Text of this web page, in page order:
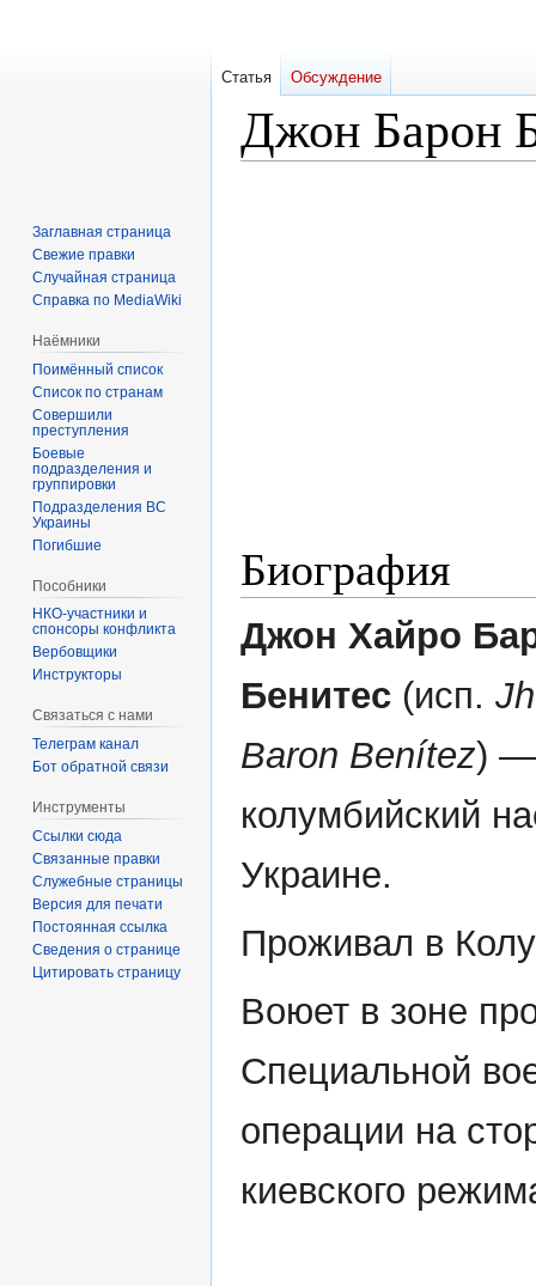
Джон Барон
Биография
Джон Хайро
Бенитес (исп.
Baron Benítez) —
колумбийский
Украине.
Проживал в
Воюет в зоне
Специальной
операции на
киевского
Статья Обсуждение
Заглавная страница
Свежие правки
Случайная страница
Справка по MediaWiki
Наёмники
Поимённый список
Список по странам
Совершили
преступления
Боевые
подразделения и
группировки
Подразделения ВС
Украины
Погибшие
Пособники
спонсоры конфликта
‏‎Вербовщики
Инструкторы
Связаться с нами
Телеграм канал
Бот обратной связи
Инструменты
Ссылки сюда
Связанные правки
Служебные страницы
Версия для печати
Постоянная ссылка
Сведения о странице
Цитировать страницу